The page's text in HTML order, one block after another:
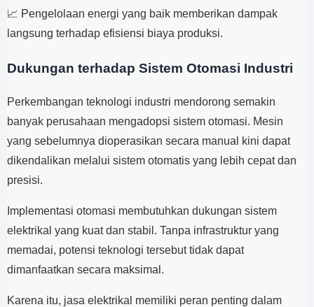
📈 Pengelolaan energi yang baik memberikan dampak
langsung terhadap efisiensi biaya produksi.
Dukungan terhadap Sistem Otomasi Industri
Perkembangan teknologi industri mendorong semakin
banyak perusahaan mengadopsi sistem otomasi. Mesin
yang sebelumnya dioperasikan secara manual kini dapat
dikendalikan melalui sistem otomatis yang lebih cepat dan
presisi.
Implementasi otomasi membutuhkan dukungan sistem
elektrikal yang kuat dan stabil. Tanpa infrastruktur yang
memadai, potensi teknologi tersebut tidak dapat
dimanfaatkan secara maksimal.
Karena itu, jasa elektrikal memiliki peran penting dalam